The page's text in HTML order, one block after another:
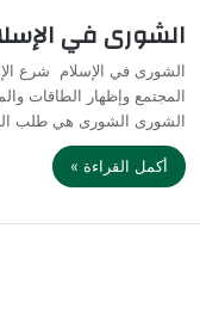
الشورى في
الشورى في الإسلام شرع
المجتمع وإظهار الطاقات
الشورى الشورى هي طلب
أكمل القراءة »